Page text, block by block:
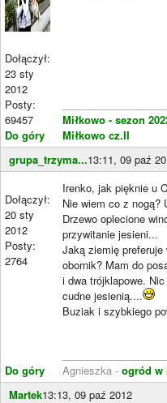
Dołączył:
23 sty
2012
Posty:
69457
Do góry
Miłkowo - sezon
Miłkowo cz.II
grupa_trzyma...13:11, 09 paź
Dołączył:
20 sty
2012
Posty:
2764
Do góry
Irenko, jak pięknie u
Nie wiem co z nogą?
Drzewo oplecione
przywitanie jesieni...
Jaką ziemię
obornik? Mam do
i dwa trójklapowe.
cudne jesienią....
Buziak i szybkiego
Agnieszka - ogród w
Martek13:13, 09 paź 2012